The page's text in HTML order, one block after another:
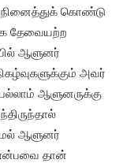
நினைத்துக் கொண்டு
தேவையற்ற
ஆளுனர்
அவர்
ஆளுனருக்கு
ஆளுனர்
என்பவை தான்